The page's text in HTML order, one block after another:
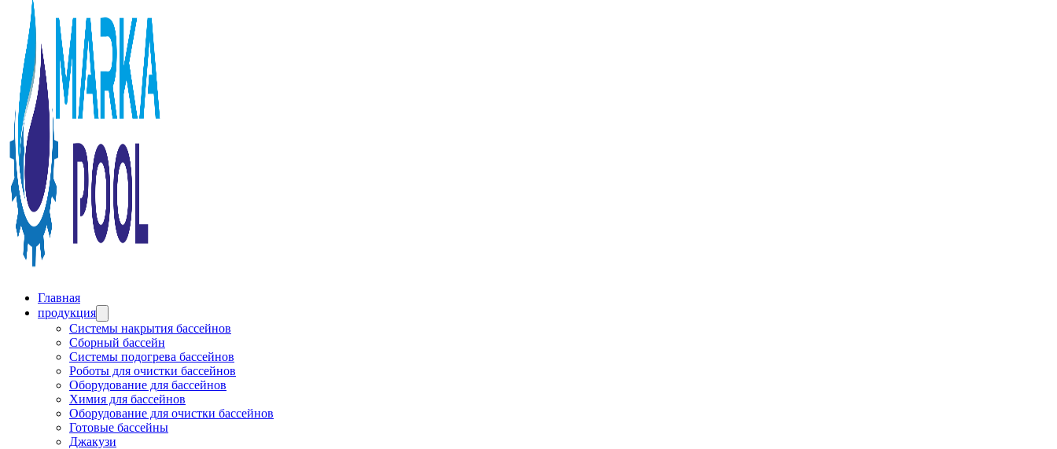
Главная
продукция
Системы накрытия бассейнов
Сборный бассейн
Системы подогрева бассейнов
Роботы для очистки бассейнов
Оборудование для бассейнов
Химия для бассейнов
Оборудование для очистки бассейнов
Готовые бассейны
Джакузи